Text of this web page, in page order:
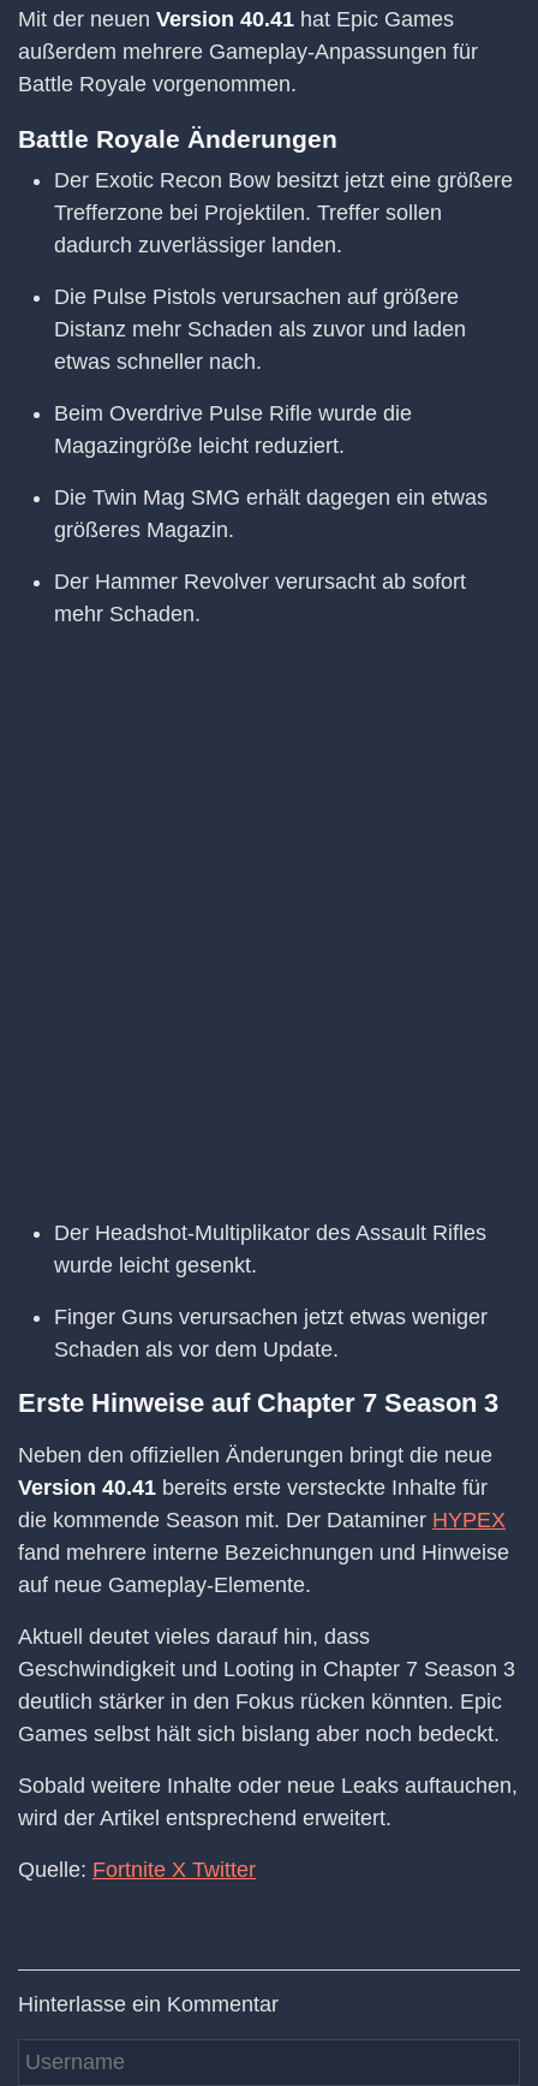
Mit der neuen Version 40.41 hat Epic Games
außerdem mehrere Gameplay-Anpassungen für
Battle Royale vorgenommen.
Battle Royale Änderungen
Der Exotic Recon Bow besitzt jetzt eine größere
Trefferzone bei Projektilen. Treffer sollen
dadurch zuverlässiger landen.
Die Pulse Pistols verursachen auf größere
Distanz mehr Schaden als zuvor und laden
etwas schneller nach.
Beim Overdrive Pulse Rifle wurde die
Magazingröße leicht reduziert.
Die Twin Mag SMG erhält dagegen ein etwas
größeres Magazin.
Der Hammer Revolver verursacht ab sofort
mehr Schaden.
Der Headshot-Multiplikator des Assault Rifles
wurde leicht gesenkt.
Finger Guns verursachen jetzt etwas weniger
Schaden als vor dem Update.
Erste Hinweise auf Chapter 7 Season 3
Neben den offiziellen Änderungen bringt die neue
Version 40.41 bereits erste versteckte Inhalte für
die kommende Season mit. Der Dataminer HYPEX
fand mehrere interne Bezeichnungen und Hinweise
auf neue Gameplay-Elemente.
Aktuell deutet vieles darauf hin, dass
Geschwindigkeit und Looting in Chapter 7 Season 3
deutlich stärker in den Fokus rücken könnten. Epic
Games selbst hält sich bislang aber noch bedeckt.
Sobald weitere Inhalte oder neue Leaks auftauchen,
wird der Artikel entsprechend erweitert.
Quelle: Fortnite X Twitter
Hinterlasse ein Kommentar